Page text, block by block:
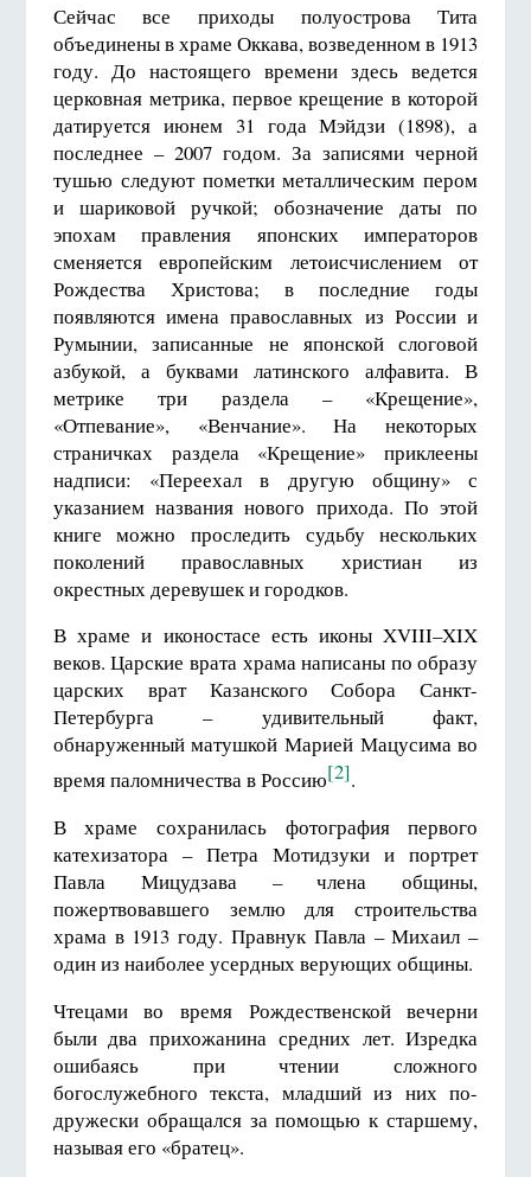
Сейчас все приходы полуострова Тита
объединены в храме Оккава, возведенном в 1913
году. До настоящего времени здесь ведется
церковная метрика, первое крещение в которой
датируется июнем 31 года Мэйдзи (1898), а
последнее – 2007 годом. За записями черной
тушью следуют пометки металлическим пером
и шариковой ручкой; обозначение даты по
эпохам правления японских императоров
сменяется европейским летоисчислением от
Рождества Христова; в последние годы
появляются имена православных из России и
Румынии, записанные не японской слоговой
азбукой, а буквами латинского алфавита. В
метрике три раздела – «Крещение»,
«Отпевание», «Венчание». На некоторых
страничках раздела «Крещение» приклеены
надписи: «Переехал в другую общину» с
указанием названия нового прихода. По этой
книге можно проследить судьбу нескольких
поколений православных христиан из
окрестных деревушек и городков.
В храме и иконостасе есть иконы XVIII–XIX
веков. Царские врата храма написаны по образу
царских врат Казанского Собора Санкт-
Петербурга – удивительный факт,
обнаруженный матушкой Марией Мацусима во
время паломничества в Россию[2].
В храме сохранилась фотография первого
катехизатора – Петра Мотидзуки и портрет
Павла Мицудзава – члена общины,
пожертвовавшего землю для строительства
храма в 1913 году. Правнук Павла – Михаил –
один из наиболее усердных верующих общины.
Чтецами во время Рождественской вечерни
были два прихожанина средних лет. Изредка
ошибаясь при чтении сложного
богослужебного текста, младший из них по-
дружески обращался за помощью к старшему,
называя его «братец».